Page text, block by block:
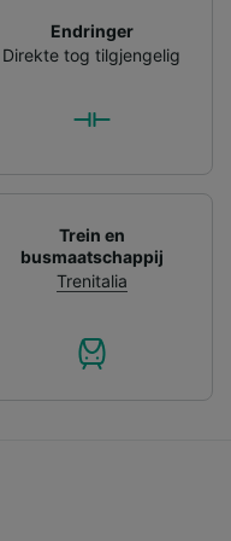
Endringer
Direkte tog tilgjengelig
Trein en
busmaatschappij
Trenitalia